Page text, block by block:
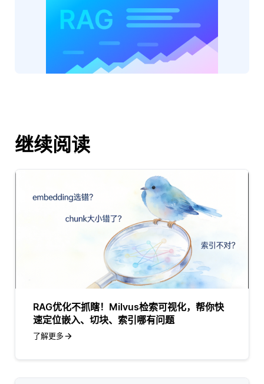
继续阅读
RAG优化不抓瞎！Milvus检索可视化，帮你快
速定位嵌入、切块、索引哪有问题
了解更多